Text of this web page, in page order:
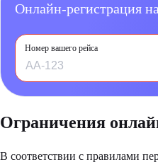
Онлайн-регистрация
Номер вашего рейса
Ограничения
В соответствии с правилами